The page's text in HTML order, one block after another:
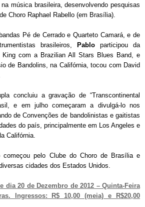
música brasileira, desenvolvendo pesquisas
Choro Raphael Rabello (em Brasília).
Pé de Cerrado e Quarteto Camará, e de
brasileiros, Pablo participou da
com a Brazilian All Stars Blues Band, e
de Bandolins, na Califórnia, tocou com David
concluiu a gravação de “Transcontinental
e em julho começaram a divulgá-lo nos
de Convenções de bandolinistas e gaitistas
do país, principalmente em Los Angeles e
Califórnia.
começou pelo Clube do Choro de Brasília e
cidades dos Estados Unidos.
dia 20 de Dezembro de 2012 – Quinta-Feira
Ingressos: R$ 10,00 (meia) e R$20,00